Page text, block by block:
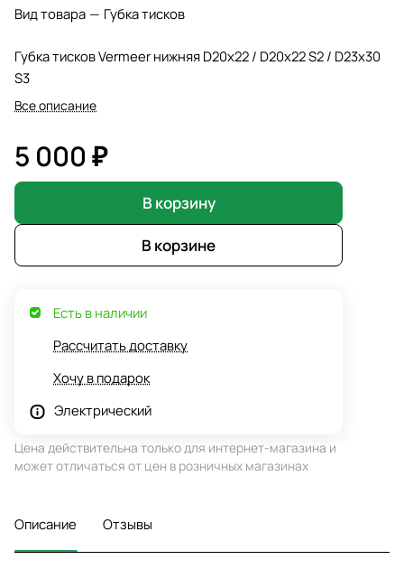
Вид товара — Губка тисков
Губка тисков Vermeer нижняя D20х22 / D20х22 S2 / D23х30
S3
Все описание
5 000 ₽
В корзину
В корзине
Есть в наличии
Рассчитать доставку
Хочу в подарок
Электрический
Цена действительна только для интернет-магазина и
может отличаться от цен в розничных магазинах
Описание Отзывы